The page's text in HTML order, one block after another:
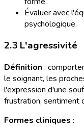
Évaluer avec
psychologique.
2.3 L'agressivité
Définition :
le soignant, les
l'expression d'une
frustration, sentiment
Formes cliniques :